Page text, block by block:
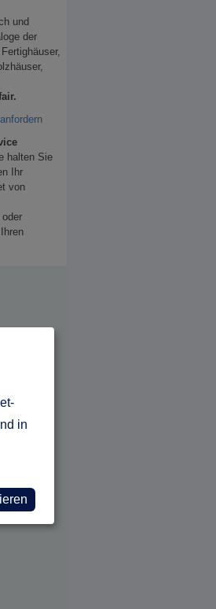
und
der
halten Sie
Ihr
von
in